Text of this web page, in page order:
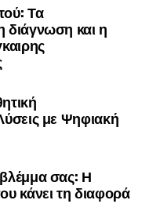
να γνωρίζουμε
Τα
και η
με Ψηφιακή
σας: Η
κάνει τη διαφορά